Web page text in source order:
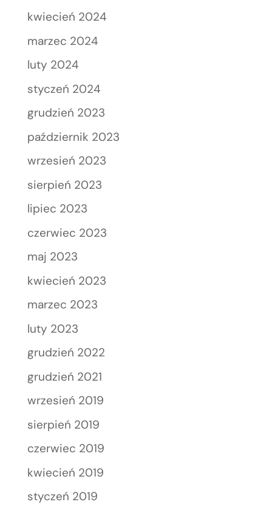
kwiecień 2024
marzec 2024
luty 2024
styczeń 2024
grudzień 2023
październik 2023
wrzesień 2023
sierpień 2023
lipiec 2023
czerwiec 2023
maj 2023
kwiecień 2023
marzec 2023
luty 2023
grudzień 2022
grudzień 2021
wrzesień 2019
sierpień 2019
czerwiec 2019
kwiecień 2019
styczeń 2019